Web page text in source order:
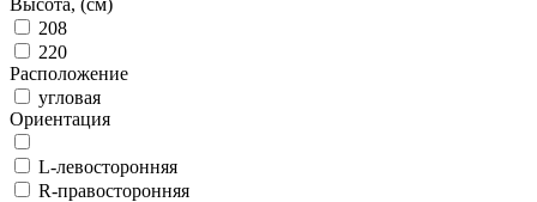
208
220
Расположение
угловая
Ориентация
L-левосторонняя
R-правосторонняя